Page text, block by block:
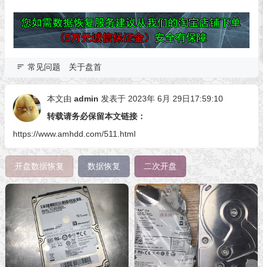
常见问题 关于盘首
本文由 admin 发表于 2023年 6月 29日17:59:10
转载请务必保留本文链接：
https://www.amhdd.com/511.html
开盘数据恢复 数据恢复 二次开盘